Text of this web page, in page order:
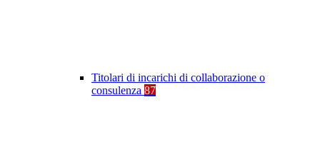
Titolari di incarichi di collaborazione o
consulenza 87